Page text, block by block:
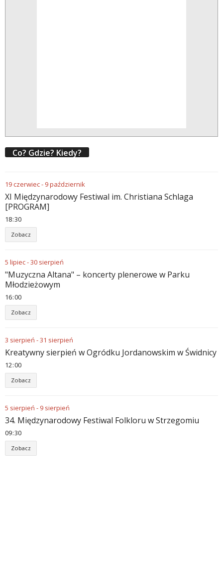
Co? Gdzie? Kiedy?
19czerwiec- 9październik
XI Międzynarodowy Festiwal im. Christiana Schlaga
[PROGRAM]
18:30
Zobacz
5 lipiec-30 sierpień
"Muzyczna Altana" – koncerty plenerowe w Parku
Młodzieżowym
16:00
Zobacz
3 sierpień -31 sierpień
Kreatywny sierpień w Ogródku Jordanowskim w Świdnicy
12:00
Zobacz
5 sierpień - 9 sierpień
34. Międzynarodowy Festiwal Folkloru w Strzegomiu
09:30
Zobacz